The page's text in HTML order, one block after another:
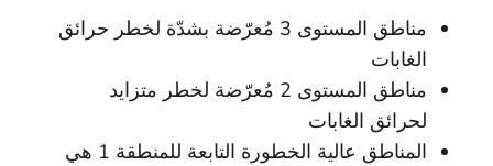
مناطق المستوى 3 مُعرّضة بشدّة لخطر حرائق
الغابات
مناطق المستوى 2 مُعرّضة لخطر متزايد
لحرائق الغابات
المناطق عالية الخطورة التابعة للمنطقة 1 هي